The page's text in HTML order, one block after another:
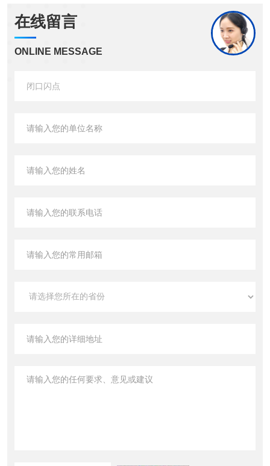
在线留言
ONLINE MESSAGE